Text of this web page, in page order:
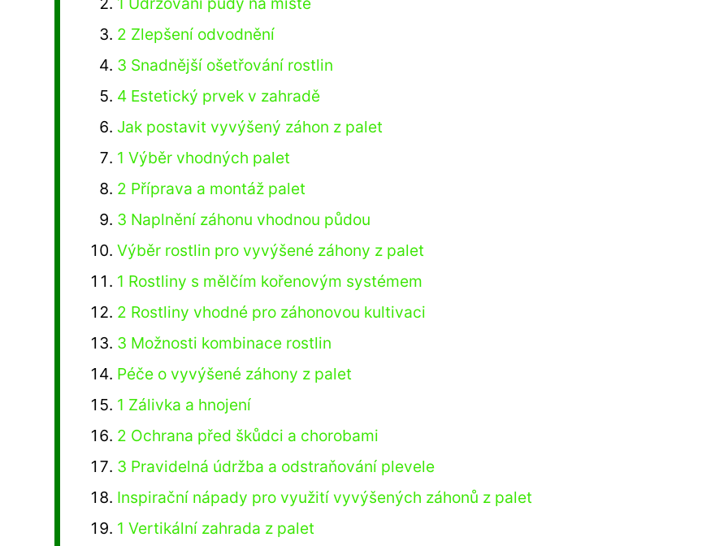
2 Zlepšení odvodnění
3 Snadnější ošetřování rostlin
4 Estetický prvek v zahradě
Jak postavit vyvýšený záhon z palet
1 Výběr vhodných palet
2 Příprava a montáž palet
3 Naplnění záhonu vhodnou půdou
Výběr rostlin pro vyvýšené záhony z palet
1 Rostliny s mělčím kořenovým systémem
2 Rostliny vhodné pro záhonovou kultivaci
3 Možnosti kombinace rostlin
Péče o vyvýšené záhony z palet
1 Zálivka a hnojení
2 Ochrana před škůdci a chorobami
3 Pravidelná údržba a odstraňování plevele
Inspirační nápady pro využití vyvýšených záhonů z palet
1 Vertikální zahrada z palet